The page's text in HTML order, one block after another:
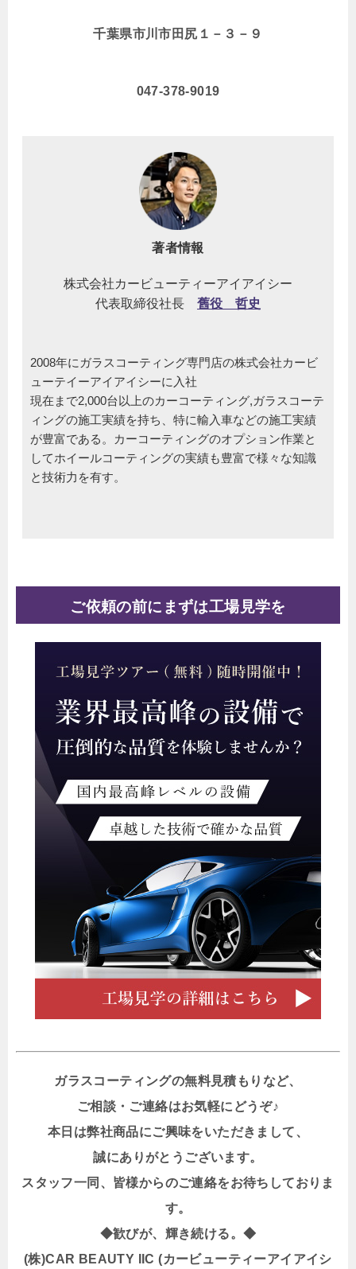
千葉県市川市田尻１－３－９
047-378-9019
著者情報
株式会社カービューティーアイアイシー
代表取締役社長 舊役 哲史
2008年にガラスコーティング専門店の株式会社カービ
ューテイーアイアイシーに入社
現在まで2,000台以上のカーコーティング,ガラスコーテ
ィングの施工実績を持ち、特に輸入車などの施工実績
が豊富である。カーコーティングのオプション作業と
してホイールコーティングの実績も豊富で様々な知識
と技術力を有す。
ご依頼の前にまずは工場見学を
ガラスコーティングの無料見積もりなど、
ご相談・ご連絡はお気軽にどうぞ♪
本日は弊社商品にご興味をいただきまして、
誠にありがとうございます。
スタッフ一同、皆様からのご連絡をお待ちしておりま
す。
◆歓びが、輝き続ける。◆
(株)CAR BEAUTY IIC (カービューティーアイアイシ